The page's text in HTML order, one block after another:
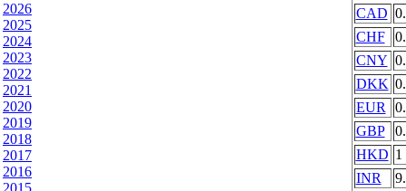
2026
2025
2024
2023
2022
2021
2020
2019
2018
2017
2016
CAD
CHF
CNY
DKK
EUR
GBP
HKD 1
INR